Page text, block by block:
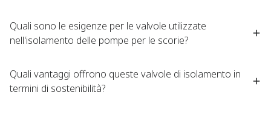
Quali sono le esigenze per le valvole utilizzate
nell'isolamento delle pompe per le scorie?
Quali vantaggi offrono queste valvole di isolamento in
termini di sostenibilità?